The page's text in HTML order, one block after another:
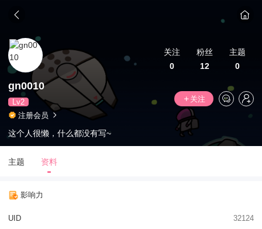
关注
0
粉丝
12
主题
0
gn0010
Lv2
关注
注册会员
这个人很懒，什么都没有写~
主题 资料
影响力
UID 32124